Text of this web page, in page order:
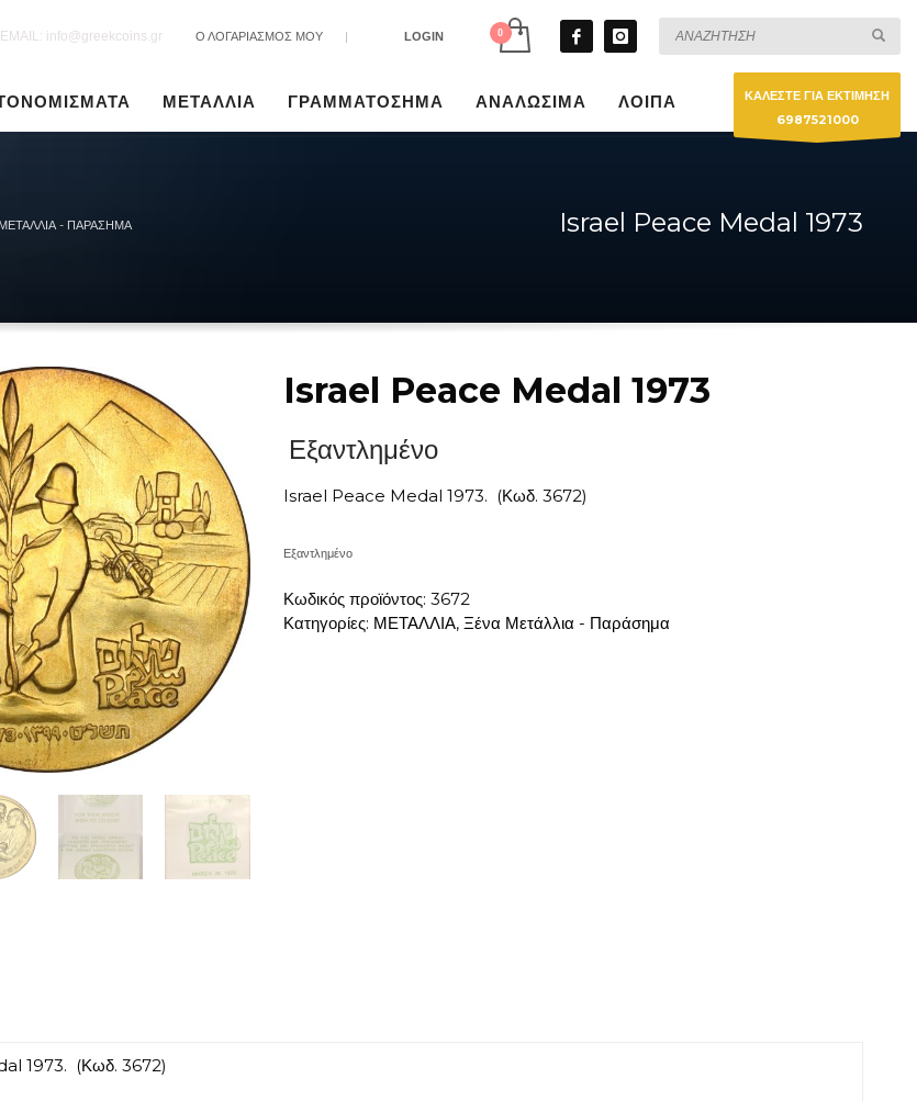
EMAIL: info@greekcoins.gr Ο ΛΟΓΑΡΙΑΣΜΟΣ ΜΟΥ | LOGIN
ΜΕΤΑΛΛΙΑ ΓΡΑΜΜΑΤΟΣΗΜΑ ΑΝΑΛΩΣΙΜΑ ΛΟΙΠΑ
ΚΑΛΕΣΤΕ ΓΙΑ ΕΚΤΙΜΗΣΗ
6987521000
- ΠΑΡΆΣΗΜΑ
Israel Peace Medal 1973
Israel Peace Medal 1973
Εξαντλημένο
Israel Peace Medal 1973. (Κωδ. 3672)
Εξαντλημένο
Κωδικός προϊόντος: 3672
Κατηγορίες: ΜΕΤΑΛΛΙΑ, Ξένα Μετάλλια - Παράσημα
1973. (Κωδ. 3672)